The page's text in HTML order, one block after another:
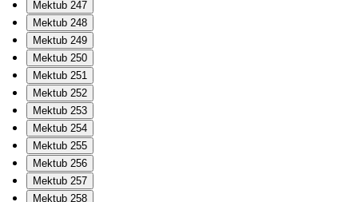
Mektub 247
Mektub 248
Mektub 249
Mektub 250
Mektub 251
Mektub 252
Mektub 253
Mektub 254
Mektub 255
Mektub 256
Mektub 257
Mektub 258